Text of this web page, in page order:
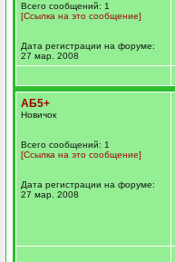
Всего сообщений: 1
[Ссылка на это сообщение]
Дата регистрации на форуме:
27 мар. 2008
АБ5+
Новичок
Всего сообщений: 1
[Ссылка на это сообщение]
Дата регистрации на форуме:
27 мар. 2008